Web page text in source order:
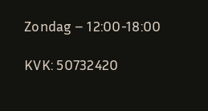
Zondag – 12:00-18:00
KVK: 50732420